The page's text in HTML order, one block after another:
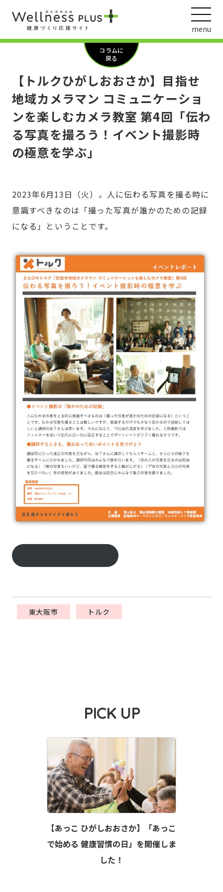
menu
コラムに
戻る
【トルクひがしおおさか】目指せ
地域カメラマン コミュニケーショ
ンを楽しむカメラ教室 第4回「伝わ
る写真を撮ろう！イベント撮影時
の極意を学ぶ」
2023年6月13日（火）。人に伝わる写真を撮る時に
意識すべきなのは「撮った写真が誰かのための記録
になる」ということです。
東大阪市 トルク
PICK UP
【あっこ ひがしおおさか】「あっこ
で始める 健康習慣の日」を開催しま
した！
ウェルネス動画
阪急阪神ホールディングス
ヘルスケアの取組